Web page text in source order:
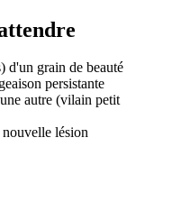
d'un grain de beauté
persistante
autre (vilain petit
lésion